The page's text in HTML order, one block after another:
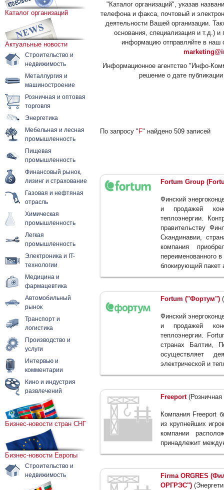
Каталог организаций
Актуальные новости
Строительство и
недвижимость
Металлургия и
машиностроение
Розничная и оптовая
торговля
Энергетика
Мебельная и лесная
промышленность
Пищевая
промышленность
Финансовый рынок,
лизинг и страхование
Газовая и нефтяная
отрасль
Химическая
промышленность
Легкая
промышленность
Электроника и IT-
технологии
Медицина и
фармацевтика
Автомобильный
рынок
Транспорт и
логистика
Производство и
услуги
Интервью и
комментарии
Кино и индустрия
развлечений
Бизнес-новости стран СНГ
Бизнес-новости Европы
Строительство и
недвижимость
"Каталог организаций", указав
телефона и факса, почтовый и
деятельности Вашей организации.
основания, специализация и т.д.)
информацию отправляйте в наш
Информационное агентство "Инфо-
решение о дате
По запросу " F" найдено 509 записей
Fortum Group
Финский
и продажей
теплоэнергии.
правительству
Скандинавии,
компания
переименованного
блокирующий
Fortum ("Фортум")
Финский
и продажей
теплоэнергии.
странах Балтии,
осуществляет
электрической и
Freeport(Розничная
Компания Freeport
из крупнейших
компании
принадлежит
Firma ORGRES
ОРГРЭС")